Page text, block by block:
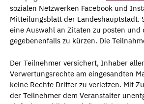
sozialen Netzwerken Facebook und
Mitteilungsblatt der Landeshauptstadt.
eine Auswahl an Zitaten zu posten und
gegebenenfalls zu kürzen. Die
Der Teilnehmer versichert, Inhaber
Verwertungsrechte am eingesandten
keine Rechte Dritter zu verletzen. Mit
der Teilnehmer dem Veranstalter